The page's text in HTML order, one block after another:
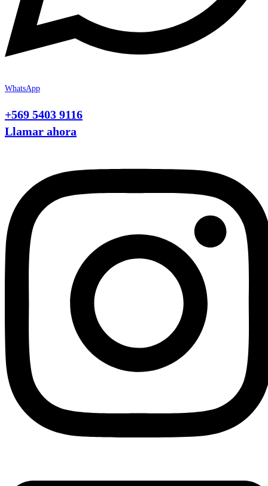
WhatsApp
+569 5403 9116
Llamar ahora